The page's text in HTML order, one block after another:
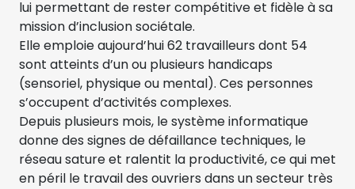
lui permettant de rester compétitive et fidèle à sa
mission d’inclusion sociétale.
Elle emploie aujourd’hui 62 travailleurs dont 54
sont atteints d’un ou plusieurs handicaps
(sensoriel, physique ou mental). Ces personnes
s’occupent d’activités complexes.
Depuis plusieurs mois, le système informatique
donne des signes de défaillance techniques, le
réseau sature et ralentit la productivité, ce qui met
en péril le travail des ouvriers dans un secteur très